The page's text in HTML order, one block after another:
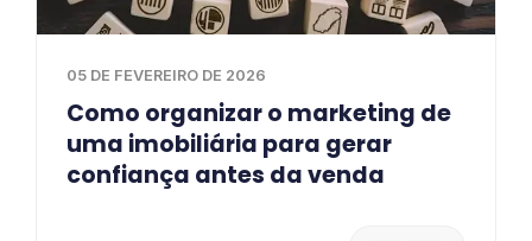
05 DE FEVEREIRO DE 2026
Como organizar o marketing de
uma imobiliária para gerar
confiança antes da venda